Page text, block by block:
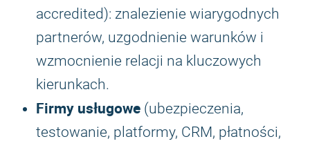
accredited): znalezienie wiarygodnych
partnerów, uzgodnienie warunków i
wzmocnienie relacji na kluczowych
kierunkach.
Firmy usługowe (ubezpieczenia,
testowanie, platformy, CRM, płatności,